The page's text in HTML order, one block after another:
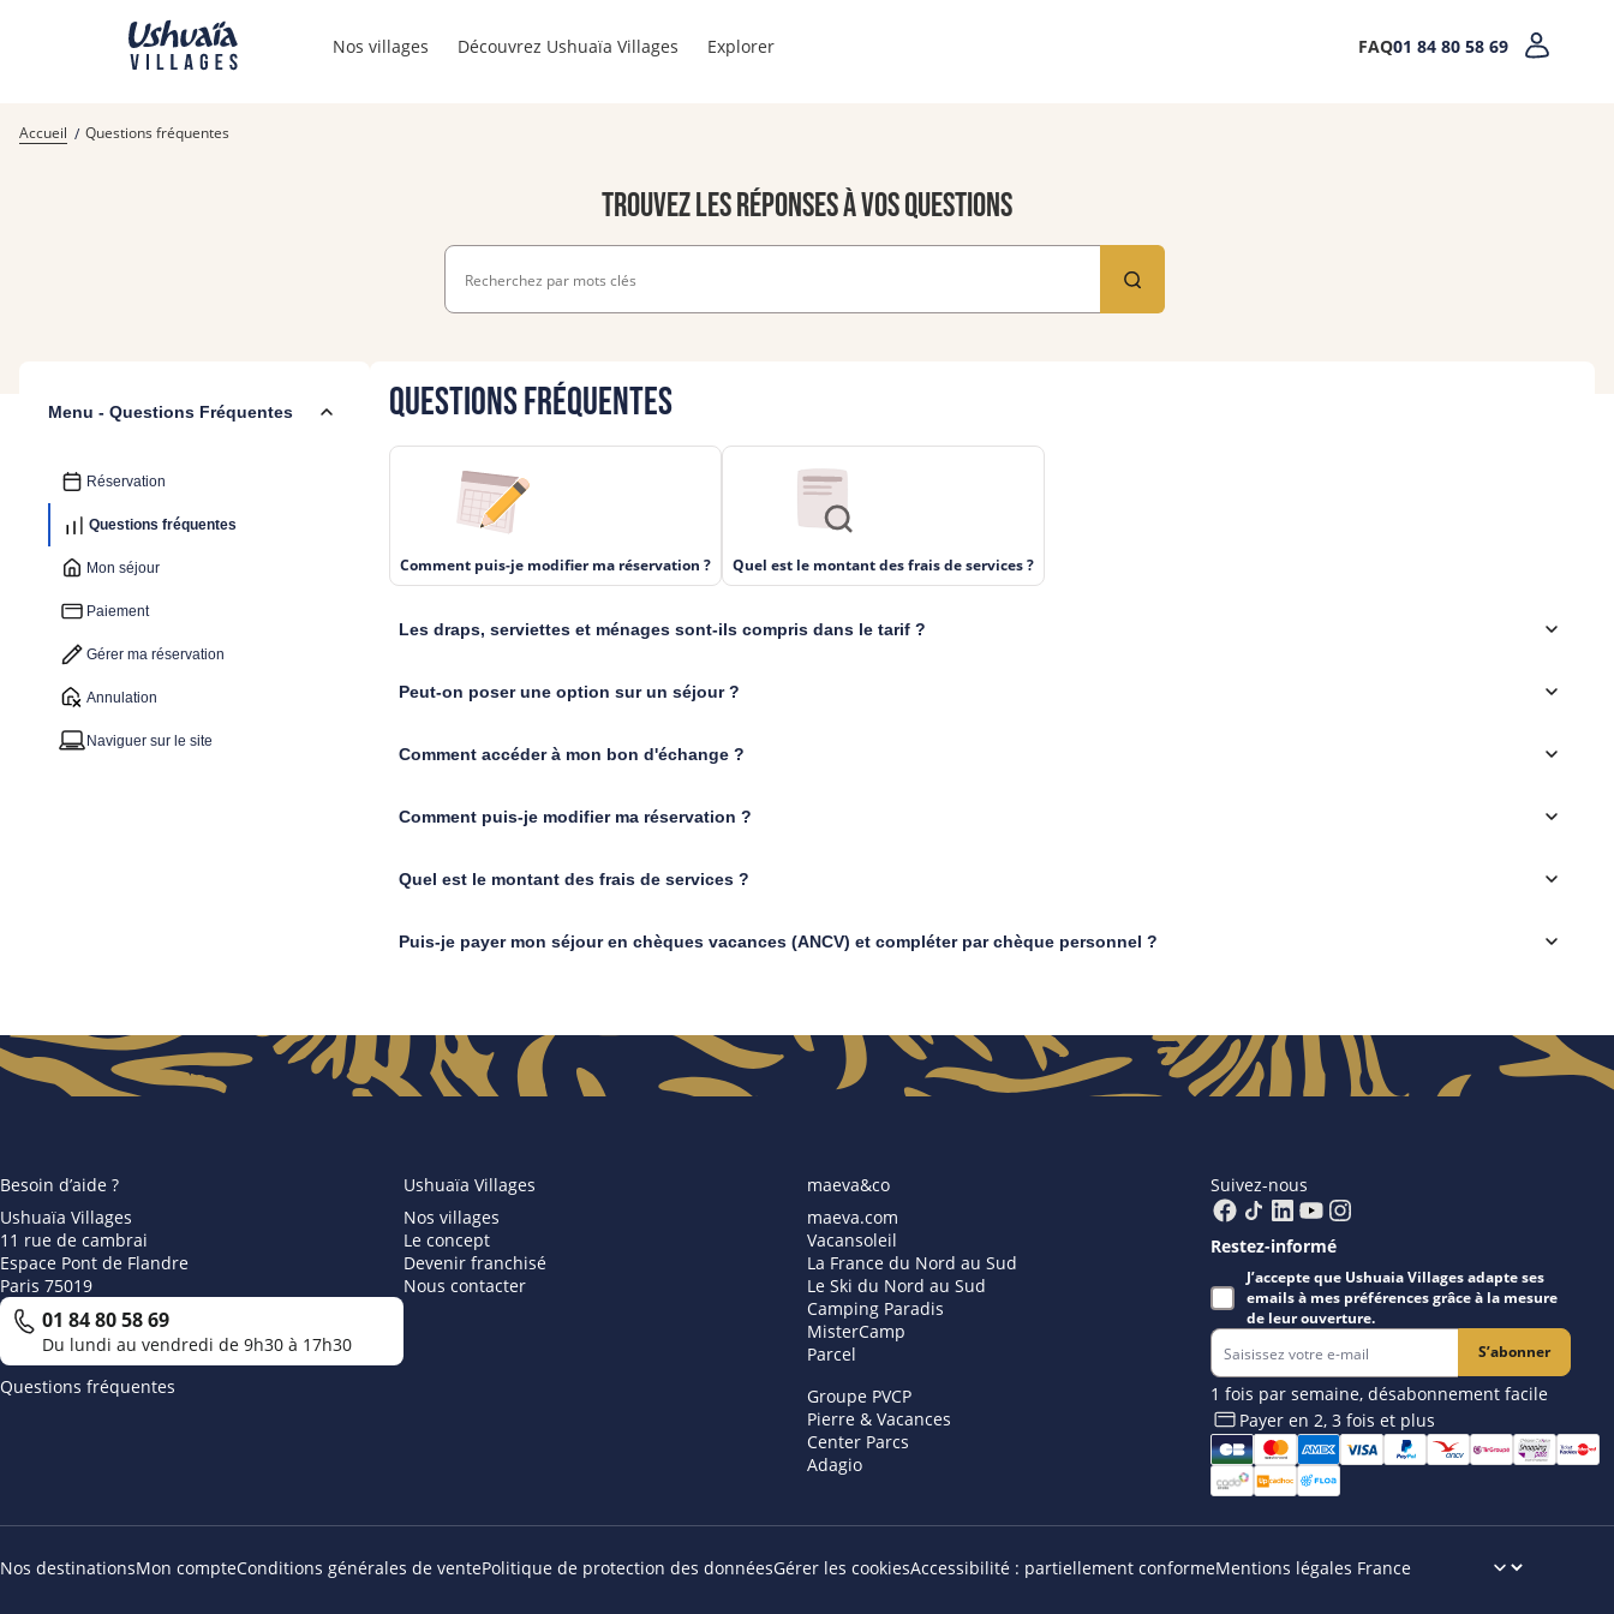
Nos villages Découvrez Ushuaïa Villages Explorer FAQ01 84 80 58 69
Accueil Questions fréquentes
Trouvez les réponses à vos questions
Questions fréquentes
Comment puis-je modifier ma réservation ? Quel est le montant des frais de services ?
Besoin d’aide ?
Ushuaïa Villages
11 rue de cambrai
Espace Pont de Flandre
Paris 75019
01 84 80 58 69
Du lundi au vendredi de 9h30 à 17h30
Questions fréquentes
Ushuaïa Villages
Nos villages
Le concept
Devenir franchisé
Nous contacter
maeva&co
maeva.com
Vacansoleil
La France du Nord au Sud
Le Ski du Nord au Sud
Camping Paradis
MisterCamp
Parcel
Groupe PVCP
Pierre & Vacances
Center Parcs
Adagio
Suivez-nous
Restez-informé
J’accepte que Ushuaia Villages adapte ses
emails à mes préférences grâce à la mesure
de leur ouverture.
S’abonner
1 fois par semaine, désabonnement facile
Payer en 2, 3 fois et plus​
Nos destinationsMon compteConditions générales de ventePolitique de protection des donnéesGérer les cookiesAccessibilité : partiellement conformeMentions légales